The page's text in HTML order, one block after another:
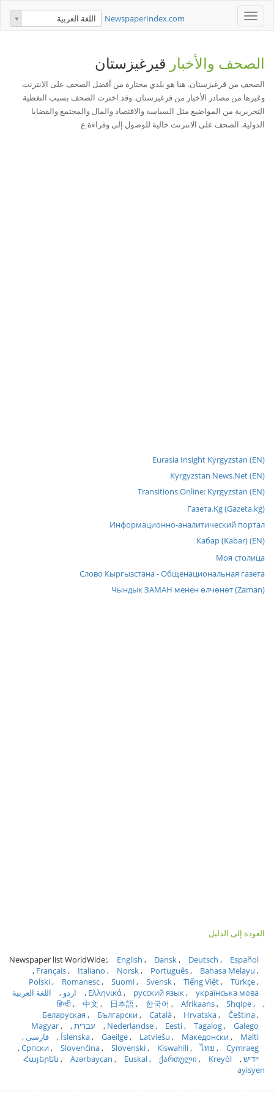
Toggle
navigation
NewspaperIndex.com اللغة العربية
الصحف والأخبار قيرغيزستان
الصحف من قرغيزستان. هنا هو بلدي مختارة من أفضل الصحف على الانترنت
وغيرها من مصادر الأخبار من قرغيزستان. وقد اخترت الصحف بسبب التغطية
التحريرية من المواضيع مثل السياسة والاقتصاد والمال والمجتمع والقضايا
الدولية. الصحف على الانترنت خالية للوصول إلى وقراءة ع
Eurasia Insight Kyrgyzstan (EN)
Kyrgyzstan News.Net (EN)
Transitions Online: Kyrgyzstan (EN)
Газета.Kg (Gazeta.kg)
Информационно-аналитический портал
Кабар (Kabar) (EN)
Моя столица
Слово Кыргызстана - Общенациональная газета
Чындык ЗАМАН менен өлчөнөт (Zaman)
العودة إلى الدليل
Newspaper list WorldWide: English Dansk Deutsch
Español
Français
Italiano Norsk Português
Bahasa Melayu
Polski
Romanesc Suomi Svensk Tiếng Việt
Türkçe
Ελληνικά
русский язык українська мова اردو
اللغة العربية
हिन्दी
中文 日本語 한국어 Afrikaans
Shqipe
Беларуская
Български Català Hrvatska
Čeština
Nederlandse
Eesti Tagalog Galego עברית
Magyar
Íslenska
Gaeilge Latviešu Македонски Malti
فارسی
Српски
Slovenčina Slovenski Kiswahili ไทย
Cymraeg
ייִדיש
Հայերեն Azərbaycan Euskal ქართული
Kreyòl
ayisyen